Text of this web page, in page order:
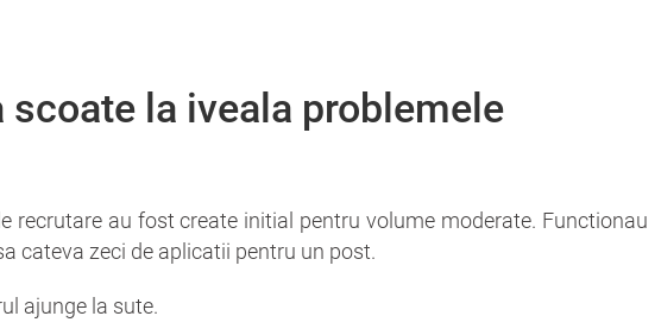
scoate la iveala problemele
recrutare au fost create initial pentru volume moderate. Functionau
cateva zeci de aplicatii pentru un post.
ajunge la sute.